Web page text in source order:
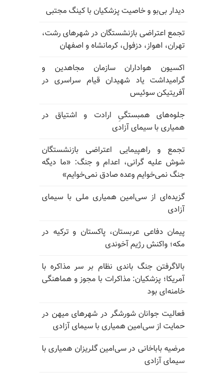
دیدار بی‌بو و خاصیت پزشکیان با کینگ مجتبی
تجمع اعتراضی بازنشستگان در شهرهای رشت،
تهران، اهواز، دزفول، کرمانشاه و اصفهان
اکسیون هواداران سازمان مجاهدین و
گرامیداشت یاد شهیدان قیام سراسری در
آفریتیکن سوئیس
جلوه‌های همبستگیِ ارادت و اشتیاق در
همیاری با سیمای آزادی
تجمع و راهپیمایی اعتراضی بازنشستگان
شوش علیه گرانی، اعدام و جنگ: «ما دیگه
جنگ نمی‌خوایم وعده صادق نمی‌خوایم»
گزیده‌ای از سی‌امین همیاری ملی با سیمای
آزادی
پیمان دفاعی عربستان، پاکستان و ترکیه در
مکه؛ واکنش رژیم آخوندی
بالا‌گرفتن جنگ باندی نظام بر سر مذاکره با
آمریکا؛ پزشکیان: مذاکرات با مجوز و هماهنگی
خامنه‌ای بود
فعالیت جوانان شورشگر در شهرهای میهن در
حمایت از سی‌امین همیاری با سیمای آزادی
مرضیه باباخانی در سی‌امین گلریزان همیاری با
سیمای آزادی